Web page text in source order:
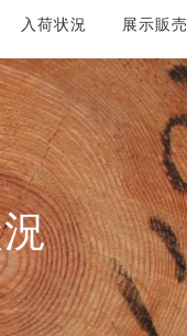
入荷状況 展示販売